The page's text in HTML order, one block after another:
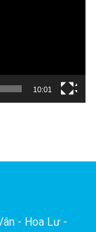
10:01
- Hoa Lư -